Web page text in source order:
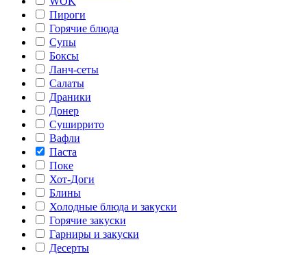
Пироги
Горячие блюда
Супы
Боксы
Ланч-сеты
Салаты
Драники
Донер
Суширрито
Вафли
Паста
Поке
Хот-Доги
Блины
Холодные блюда и закуски
Горячие закуски
Гарниры и закуски
Десерты